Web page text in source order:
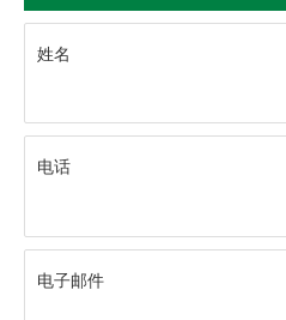
姓名
电话
电子邮件